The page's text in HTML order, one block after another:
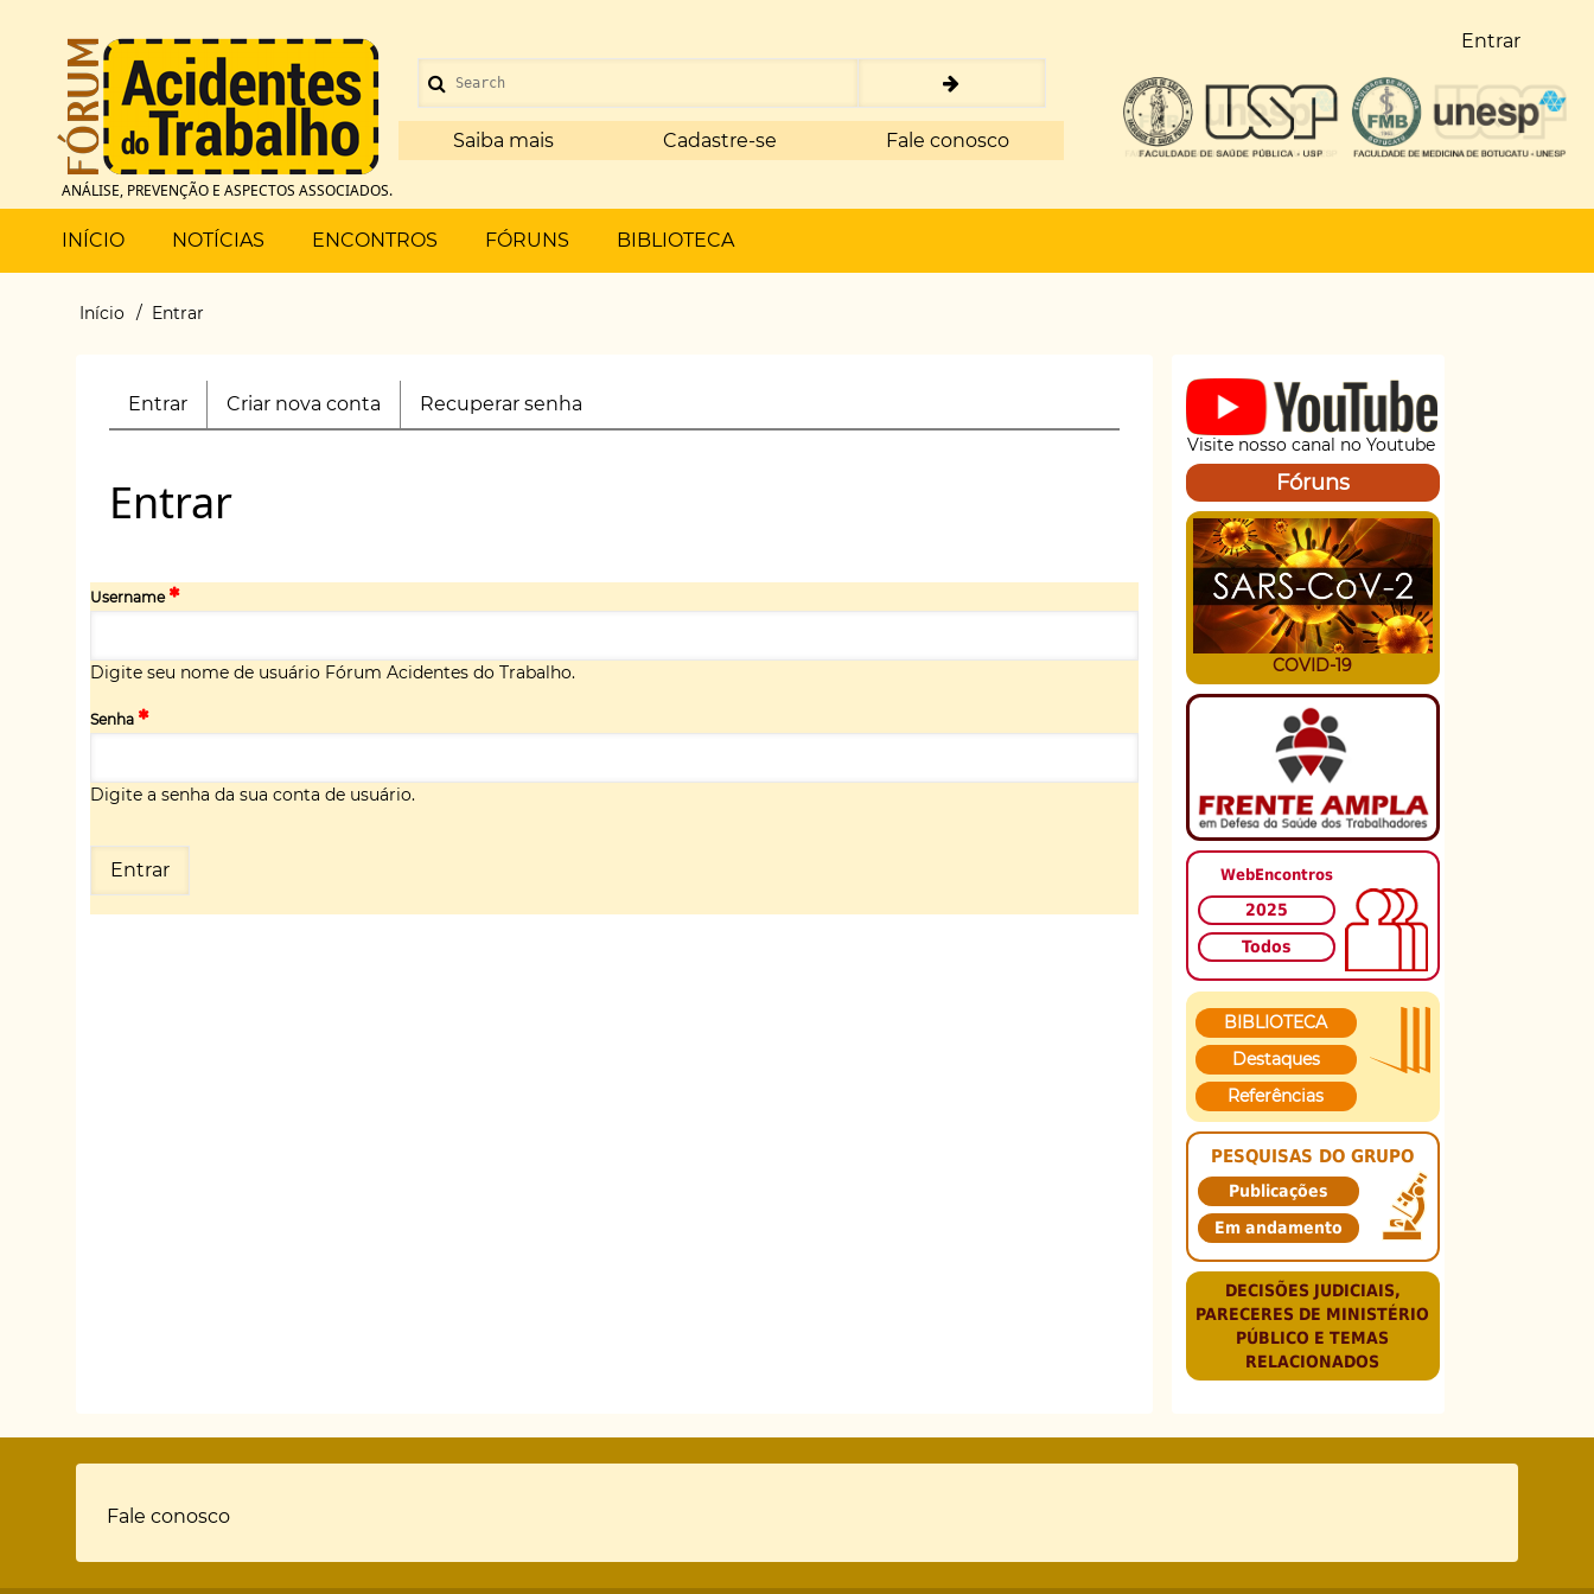
conteúdo
principal
ANÁLISE, PREVENÇÃO E ASPECTOS ASSOCIADOS.
Menu
de
conta
de
usuário
Entrar
Saiba mais Cadastre-se Fale conosco
Main
menu
INÍCIO NOTÍCIAS ENCONTROS FÓRUNS BIBLIOTECA
Trilha
navegação
Início Entrar
Primary
Entrar (aba
ativa)
Criar nova conta Recuperar senha
Entrar
Username
Digite seu nome de usuário Fórum Acidentes do Trabalho.
Senha
Digite a senha da sua conta de usuário.
Visite nosso canal no Youtube
Fóruns
COVID-19
WebEncontros
2025
Todos
BIBLIOTECA
Destaques
Referências
PESQUISAS DO GRUPO
Publicações
Em andamento
DECISÕES JUDICIAIS,
PARECERES DE MINISTÉRIO
PÚBLICO E TEMAS
RELACIONADOS
Rodapé
Fale conosco